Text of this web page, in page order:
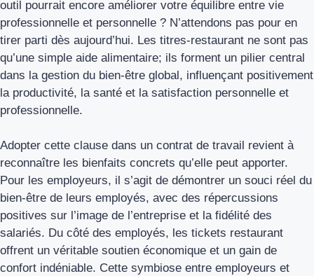
outil pourrait encore améliorer votre équilibre entre vie
professionnelle et personnelle ? N’attendons pas pour en
tirer parti dès aujourd’hui. Les titres-restaurant ne sont pas
qu’une simple aide alimentaire; ils forment un pilier central
dans la gestion du bien-être global, influençant positivement
la productivité, la santé et la satisfaction personnelle et
professionnelle.
Adopter cette clause dans un contrat de travail revient à
reconnaître les bienfaits concrets qu’elle peut apporter.
Pour les employeurs, il s’agit de démontrer un souci réel du
bien-être de leurs employés, avec des répercussions
positives sur l’image de l’entreprise et la fidélité des
salariés. Du côté des employés, les tickets restaurant
offrent un véritable soutien économique et un gain de
confort indéniable. Cette symbiose entre employeurs et